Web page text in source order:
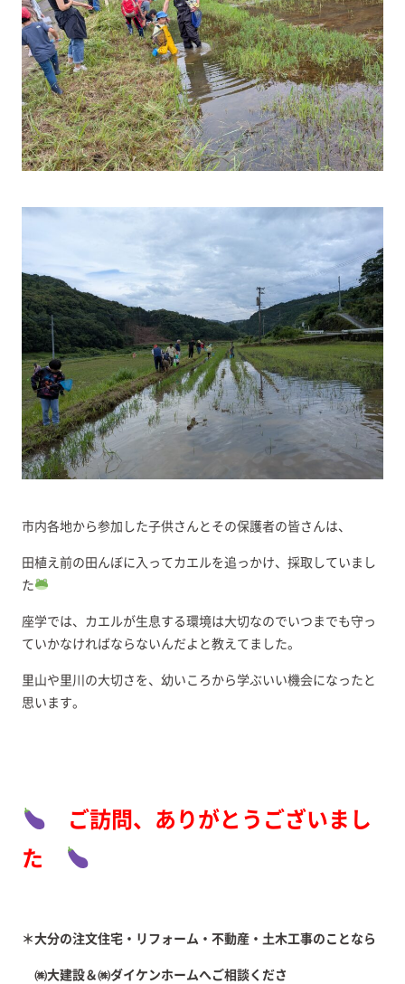
市内各地から参加した子供さんとその保護者の皆さんは、
田植え前の田んぼに入ってカエルを追っかけ、採取していまし
た
座学では、カエルが生息する環境は大切なのでいつまでも守っ
ていかなければならないんだよと教えてました。
里山や里川の大切さを、幼いころから学ぶいい機会になったと
思います。
ご訪問、ありがとうございまし
た
＊大分の注文住宅・リフォーム・不動産・土木工事のことなら
㈱大建設＆㈱ダイケンホームへご相談くださ